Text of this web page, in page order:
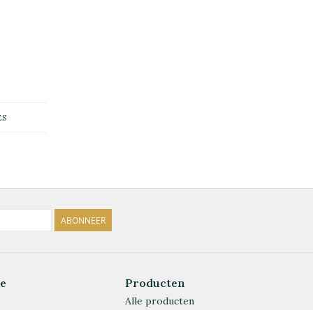
ABONNEER
Producten
Alle producten